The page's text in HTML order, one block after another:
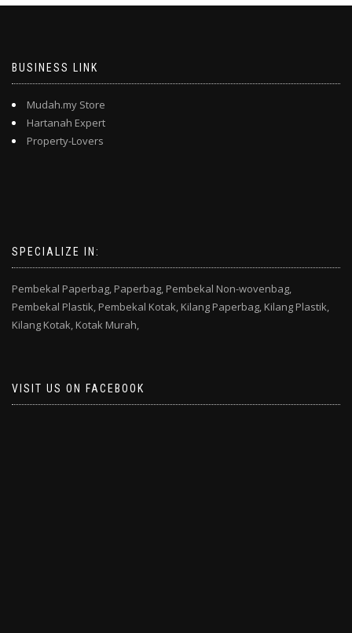
BUSINESS LINK
Mudah.my Store
Hartanah Expert
Property-Lovers
SPECIALIZE IN:
Pembekal Paperbag, Paperbag, Pembekal Non-wovenbag,
Pembekal Plastik, Pembekal Kotak, Kilang Paperbag, Kilang Plastik,
Kilang Kotak, Kotak Murah,
VISIT US ON FACEBOOK